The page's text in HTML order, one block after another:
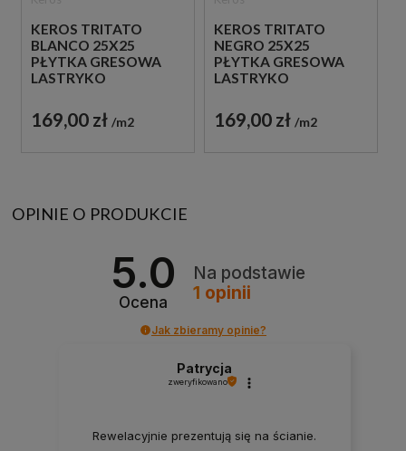
KEROS TRITATO
BLANCO 25X25
PŁYTKA GRESOWA
LASTRYKO
169,00 zł m2
KEROS TRITATO
NEGRO 25X25
PŁYTKA GRESOWA
LASTRYKO
169,00 zł m2
OPINIE O PRODUKCIE
5.0
Ocena
Na podstawie
1 opinii
Jak zbieramy opinie?
Patrycja
zweryfikowano
Rewelacyjnie prezentują się na ścianie.